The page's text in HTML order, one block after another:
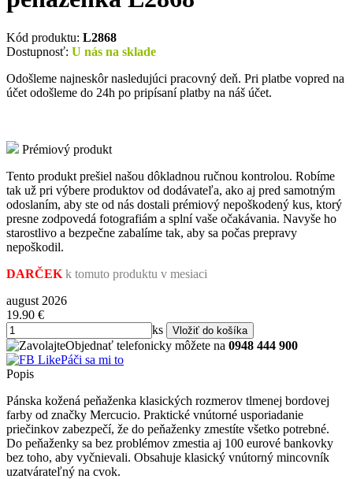
Kód produktu: L2868
Dostupnosť: U nás na sklade
Odošleme najneskôr nasledujúci pracovný deň. Pri platbe vopred na
účet odošleme do 24h po pripísaní platby na náš účet.
Prémiový produkt
Tento produkt prešiel našou dôkladnou ručnou kontrolou. Robíme
tak už pri výbere produktov od dodávateľa, ako aj pred samotným
odoslaním, aby ste od nás dostali prémiový nepoškodený kus, ktorý
presne zodpovedá fotografiám a splní vaše očakávania. Navyše ho
starostlivo a bezpečne zabalíme tak, aby sa počas prepravy
nepoškodil.
DARČEK k tomuto produktu v mesiaci
august 2026
19.90 €
ks
Objednať telefonicky môžete na 0948 444 900
Páči sa mi to
Popis
Pánska kožená peňaženka klasických rozmerov tlmenej bordovej
farby od značky Mercucio. Praktické vnútorné usporiadanie
priečinkov zabezpečí, že do peňaženky zmestíte všetko potrebné.
Do peňaženky sa bez problémov zmestia aj 100 eurové bankovky
bez toho, aby vyčnievali. Obsahuje klasický vnútorný mincovník
uzatvárateľný na cvok.